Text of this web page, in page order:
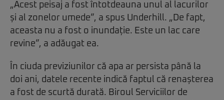
„Acest peisaj a fost întotdeauna unul al lacurilor
și al zonelor umede”, a spus Underhill. „De fapt,
aceasta nu a fost o inundație. Este un lac care
revine”, a adăugat ea.
În ciuda previziunilor că apa ar persista până la
doi ani, datele recente indică faptul că renașterea
a fost de scurtă durată. Biroul Serviciilor de